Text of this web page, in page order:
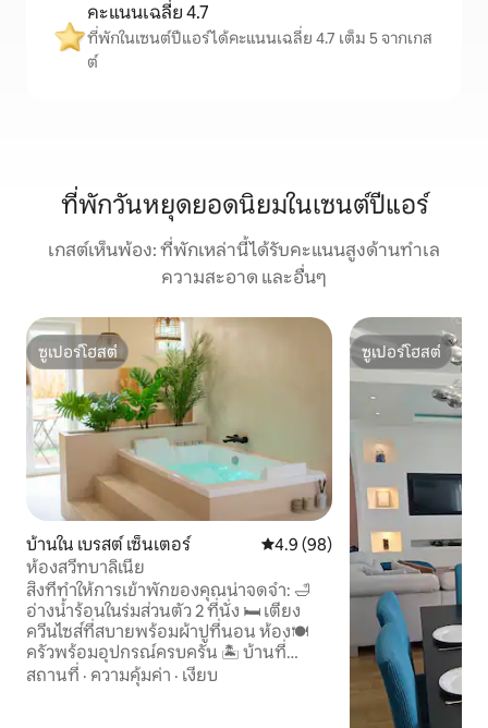
คะแนนเฉลี่ย 4.7
ที่พักในเซนต์ปีแอร์ได้คะแนนเฉลี่ย 4.7 เต็ม 5 จากเกส
ต์
ที่พักวันหยุดยอดนิยมในเซนต์ปีแอร์
เกสต์เห็นพ้อง: ที่พักเหล่านี้ได้รับคะแนนสูงด้านทำเล
ความสะอาด และอื่นๆ
ซูเปอร์โฮสต์
ซูเปอร์โฮสต์
บ้านใน เบรสต์ เซ็นเตอร์ คะแนนเฉลี่ย 4.9 จาก 5, 98 รีวิว
4.9 (98)
ห้องสวีทบาลิเนีย
สิ่งที่ทำให้การเข้าพักของคุณน่าจดจำ: 🛁
อ่างน้ำร้อนในร่มส่วนตัว 2 ที่นั่ง 🛏️ เตียง
ควีนไซส์ที่สบายพร้อมผ้าปูที่นอน ห้อง🍽️
ครัวพร้อมอุปกรณ์ครบครัน 🏝️ บ้านที่
ออกแบบมาอย่างพิถีพิถัน 🌿 ลานกลางแจ้ง
ส่วนตัว ทีวีจอแบน 📺 รวมที่🅿️จอดรถส่วน
สถานที่ · ความคุ้มค่า · เงียบ
ซูเปอร์โฮสต์
ซูเปอร์โฮสต์